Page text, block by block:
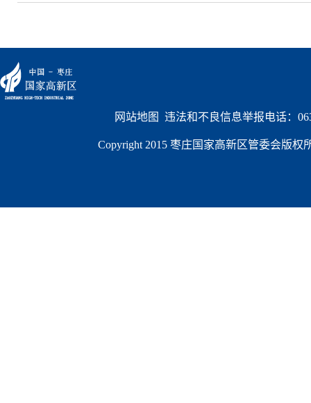
网站地图
违法和不良信息举报电话：
Copyright 2015 枣庄国家高新区管委会版权